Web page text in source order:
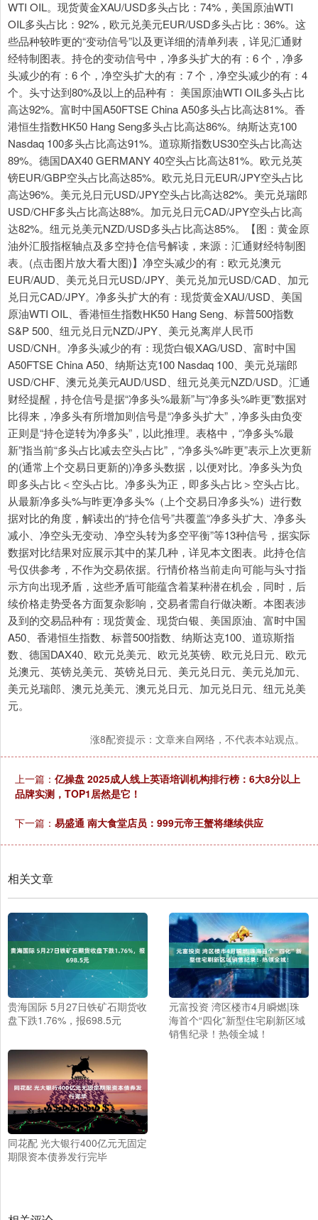
WTI OIL。现货黄金XAU/USD多头占比：74%，美国原油WTI
OIL多头占比：92%，欧元兑美元EUR/USD多头占比：36%。这
些品种较昨更的“变动信号”以及更详细的清单列表，详见汇通财
经特制图表。持仓的变动信号中，净多头扩大的有：6 个，净多
头减少的有：6 个，净空头扩大的有：7 个，净空头减少的有：4
个。头寸达到80%及以上的品种有： 美国原油WTI OIL多头占比
高达92%。富时中国A50FTSE China A50多头占比高达81%。香
港恒生指数HK50 Hang Seng多头占比高达86%。纳斯达克100
Nasdaq 100多头占比高达91%。道琼斯指数US30空头占比高达
89%。德国DAX40 GERMANY 40空头占比高达81%。欧元兑英
镑EUR/GBP空头占比高达85%。欧元兑日元EUR/JPY空头占比
高达96%。美元兑日元USD/JPY空头占比高达82%。美元兑瑞郎
USD/CHF多头占比高达88%。加元兑日元CAD/JPY空头占比高
达82%。纽元兑美元NZD/USD多头占比高达85%。【图：黄金原
油外汇股指枢轴点及多空持仓信号解读，来源：汇通财经特制图
表。(点击图片放大看大图)】净空头减少的有：欧元兑澳元
EUR/AUD、美元兑日元USD/JPY、美元兑加元USD/CAD、加元
兑日元CAD/JPY。净多头扩大的有：现货黄金XAU/USD、美国
原油WTI OIL、香港恒生指数HK50 Hang Seng、标普500指数
S&P 500、纽元兑日元NZD/JPY、美元兑离岸人民币
USD/CNH。净多头减少的有：现货白银XAG/USD、富时中国
A50FTSE China A50、纳斯达克100 Nasdaq 100、美元兑瑞郎
USD/CHF、澳元兑美元AUD/USD、纽元兑美元NZD/USD。汇通
财经提醒，持仓信号是据“净多头%最新”与“净多头%昨更”数据对
比得来，净多头有所增加则信号是“净多头扩大”，净多头由负变
正则是“持仓逆转为净多头”，以此推理。表格中，“净多头%最
新”指当前“多头占比减去空头占比”，“净多头%昨更”表示上次更新
的(通常上个交易日更新的)净多头数据，以便对比。净多头为负
即多头占比＜空头占比。净多头为正，即多头占比＞空头占比。
从最新净多头%与昨更净多头%（上个交易日净多头%）进行数
据对比的角度，解读出的“持仓信号”共覆盖“净多头扩大、净多头
减小、净空头无变动、净空头转为多空平衡”等13种信号，据实际
数据对比结果对应展示其中的某几种，详见本文图表。此持仓信
号仅供参考，不作为交易依据。行情价格当前走向可能与头寸指
示方向出现矛盾，这些矛盾可能蕴含着某种潜在机会，同时，后
续价格走势受各方面复杂影响，交易者需自行做决断。本图表涉
及到的交易品种有：现货黄金、现货白银、美国原油、富时中国
A50、香港恒生指数、标普500指数、纳斯达克100、道琼斯指
数、德国DAX40、欧元兑美元、欧元兑英镑、欧元兑日元、欧元
兑澳元、英镑兑美元、英镑兑日元、美元兑日元、美元兑加元、
美元兑瑞郎、澳元兑美元、澳元兑日元、加元兑日元、纽元兑美
元。
涨8配资提示：文章来自网络，不代表本站观点。
上一篇： 亿操盘 2025成人线上英语培训机构排行榜：6大8分以上
品牌实测，TOP1居然是它！
下一篇： 易盛通 南大食堂店员：999元帝王蟹将继续供应
相关文章
贵海国际 5月27日铁矿石期货收
盘下跌1.76%，报698.5元
元富投资 湾区楼市4月瞬燃|珠
海首个“四化”新型住宅刷新区域
销售纪录！热领全城！
同花配 光大银行400亿元无固定
期限资本债券发行完毕